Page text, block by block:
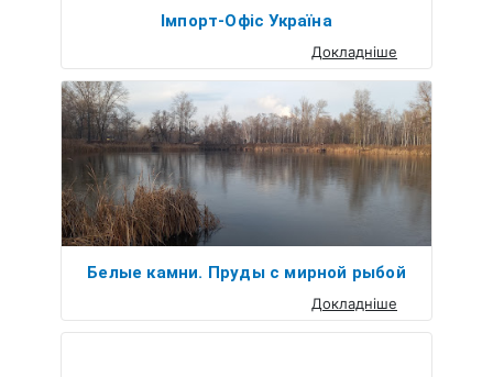
Імпорт-Офіс Україна
Докладніше
Белые камни. Пруды с мирной рыбой
Докладніше